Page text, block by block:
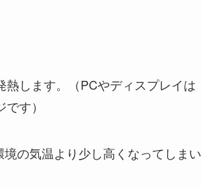
します。（PCやディスプレイは
す）
の気温より少し高くなってしまい